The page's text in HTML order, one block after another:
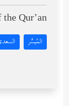
Qur’an:
المُيسَّر